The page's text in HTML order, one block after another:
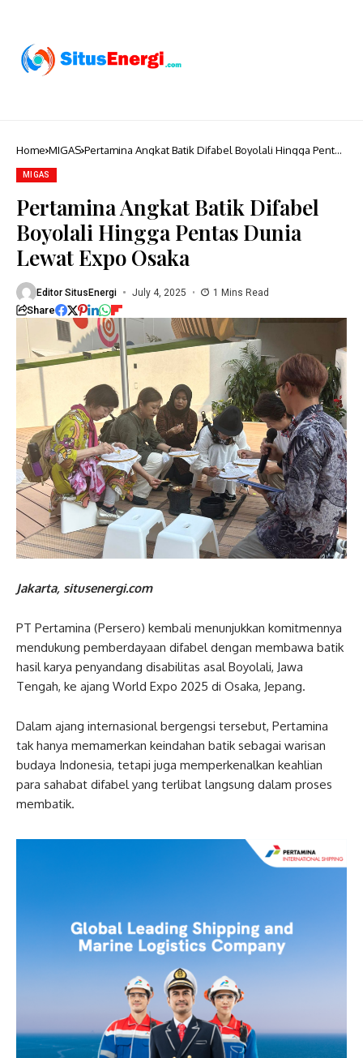
Home MIGAS Pertamina Angkat Batik Difabel Boyolali Hingga Pentas
MIGAS
Pertamina Angkat Batik Difabel
Boyolali Hingga Pentas Dunia
Lewat Expo Osaka
Editor SitusEnergi July 4, 2025 1 Mins Read
Share
Jakarta, situsenergi.com
PT Pertamina (Persero) kembali menunjukkan komitmennya
mendukung pemberdayaan difabel dengan membawa batik
hasil karya penyandang disabilitas asal Boyolali, Jawa
Tengah, ke ajang World Expo 2025 di Osaka, Jepang.
Dalam ajang internasional bergengsi tersebut, Pertamina
tak hanya memamerkan keindahan batik sebagai warisan
budaya Indonesia, tetapi juga memperkenalkan keahlian
para sahabat difabel yang terlibat langsung dalam proses
membatik.